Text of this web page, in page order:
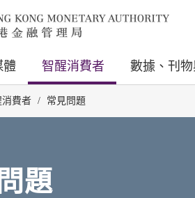
體 智醒消費者 數據、刊
消費者 / 常見問題
題